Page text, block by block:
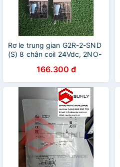
Rơ le trung gian G2R-2-SND
(S) 8 chân coil 24Vdc, 2NO-
166.300 đ